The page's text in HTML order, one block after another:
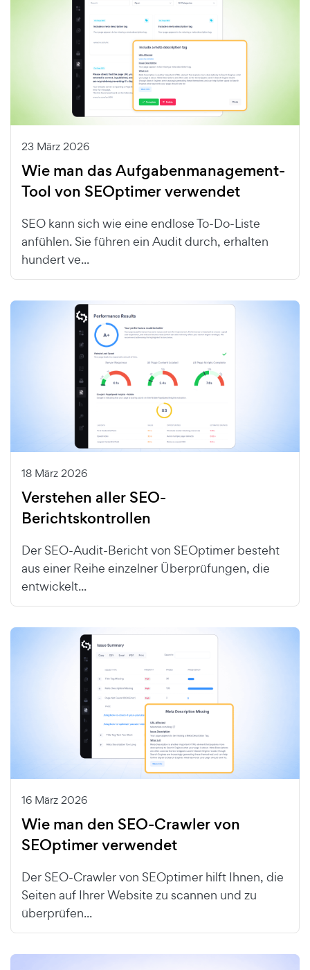
23 März 2026
Wie man das Aufgabenmanagement-
Tool von SEOptimer verwendet
SEO kann sich wie eine endlose To-Do-Liste
anfühlen. Sie führen ein Audit durch, erhalten
hundert ve...
18 März 2026
Verstehen aller SEO-
Berichtskontrollen
Der SEO-Audit-Bericht von SEOptimer besteht
aus einer Reihe einzelner Überprüfungen, die
entwickelt...
16 März 2026
Wie man den SEO-Crawler von
SEOptimer verwendet
Der SEO-Crawler von SEOptimer hilft Ihnen, die
Seiten auf Ihrer Website zu scannen und zu
überprüfen...